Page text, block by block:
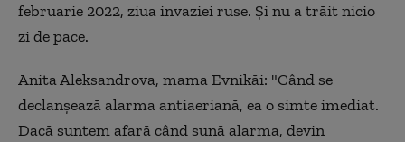
februarie 2022, ziua invaziei ruse. Și nu a trăit nicio
zi de pace.
Anita Aleksandrova, mama Evnikăi: "Când se
declanșează alarma antiaeriană, ea o simte imediat.
Dacă suntem afară când sună alarma, devin